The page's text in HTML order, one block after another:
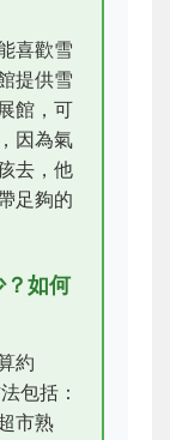
喜歡雪
提供雪
館，可
因為氣
去，他
足夠的
？如何
約
包括：
市熟